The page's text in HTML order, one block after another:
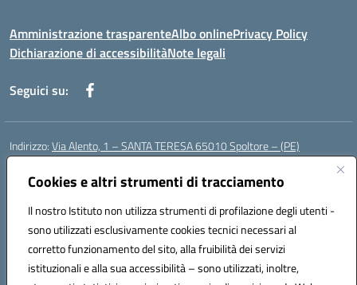
Cookies e altri strumenti di tracciamento
Il nostro Istituto non utilizza strumenti di profilazione degli utenti -
sono utilizzati esclusivamente cookies tecnici necessari al
corretto funzionamento del sito, alla fruibilità dei servizi
istituzionali e alla sua accessibilità – sono utilizzati, inoltre,
Amministrazione trasparenteAlbo onlinePrivacy Policy
Dichiarazione di accessibilitàNote legali
Seguici su:
Indirizzo:Via Alento, 1 – SANTA TERESA 65010 Spoltore – (PE)
Centralino:
Posta elettronica certificata (PEC):peee052003@pec.istruzione.it
Codice fiscale: 80006490686
Codice meccanografico:peee052003
Codice Indice delle Pubbliche Amministrazioni (IPA): istsc_peee052003
Codice unico di fatturazione (CUF): UF01MF